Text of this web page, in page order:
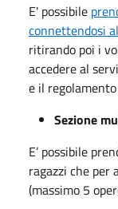
E' possibile
connettendosi
ritirando poi i
accedere al
e il
Sezione
E’ possibile
ragazzi che per
(massimo 5